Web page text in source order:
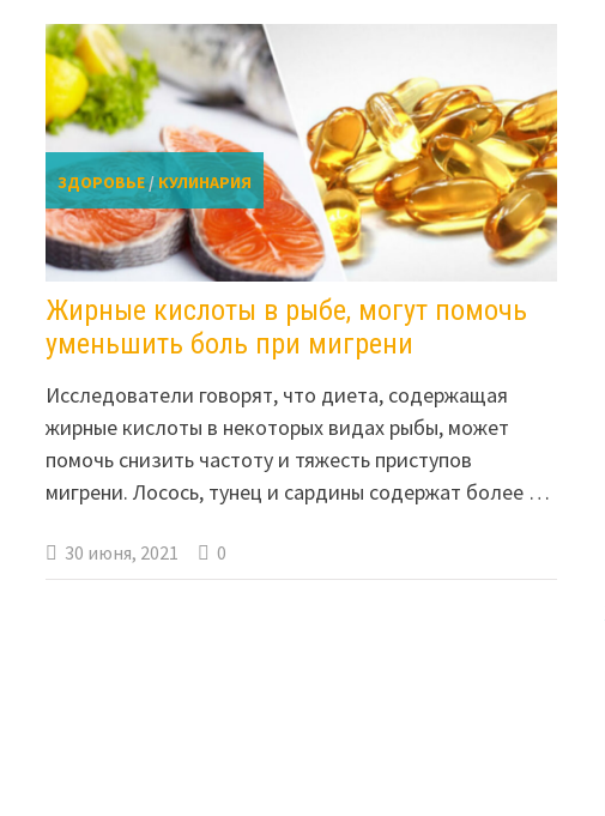
ЗДОРОВЬЕ/ КУЛИНАРИЯ
Жирные кислоты в рыбе, могут помочь
уменьшить боль при мигрени
Исследователи говорят, что диета, содержащая
жирные кислоты в некоторых видах рыбы, может
помочь снизить частоту и тяжесть приступов
мигрени. Лосось, тунец и сардины содержат более …
30 июня, 2021 0